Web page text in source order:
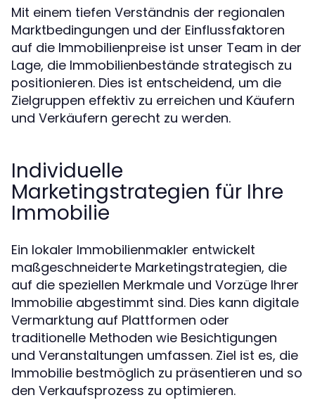
Mit einem tiefen Verständnis der regionalen
Marktbedingungen und der Einflussfaktoren
auf die Immobilienpreise ist unser Team in der
Lage, die Immobilienbestände strategisch zu
positionieren. Dies ist entscheidend, um die
Zielgruppen effektiv zu erreichen und Käufern
und Verkäufern gerecht zu werden.
Individuelle
Marketingstrategien für Ihre
Immobilie
Ein lokaler Immobilienmakler entwickelt
maßgeschneiderte Marketingstrategien, die
auf die speziellen Merkmale und Vorzüge Ihrer
Immobilie abgestimmt sind. Dies kann digitale
Vermarktung auf Plattformen oder
traditionelle Methoden wie Besichtigungen
und Veranstaltungen umfassen. Ziel ist es, die
Immobilie bestmöglich zu präsentieren und so
den Verkaufsprozess zu optimieren.